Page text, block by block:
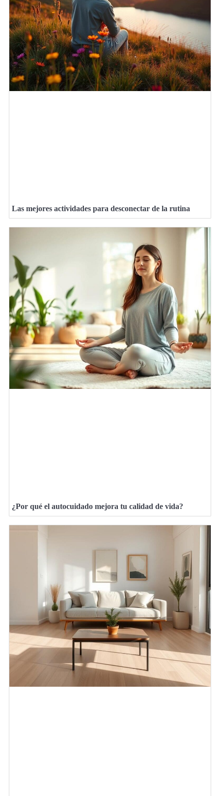
Las mejores actividades para desconectar de la rutina
¿Por qué el autocuidado mejora tu calidad de vida?